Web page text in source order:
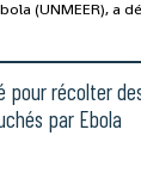
(UNMEER), a
pour récolter
par Ebola